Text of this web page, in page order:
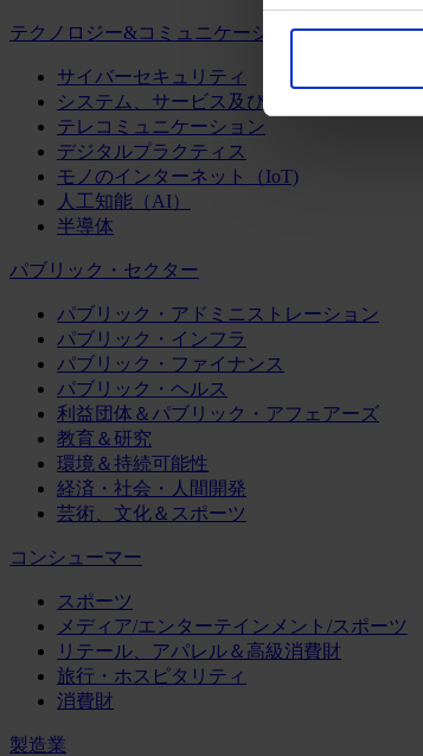
テクノロジー&コミュニケーション
サイバーセキュリティ
システム、サービス及びソフトウェア
テレコミュニケーション
デジタルプラクティス
モノのインターネット（IoT)
人工知能（AI）
半導体
パブリック・セクター
パブリック・アドミニストレーション
パブリック・インフラ
パブリック・ファイナンス
パブリック・ヘルス
利益団体＆パブリック・アフェアーズ
教育＆研究
環境＆持続可能性
経済・社会・人間開発
芸術、文化＆スポーツ
コンシューマー
スポーツ
メディア/エンターテインメント/スポーツ
リテール、アパレル＆高級消費財
旅行・ホスピタリティ
消費財
製造業